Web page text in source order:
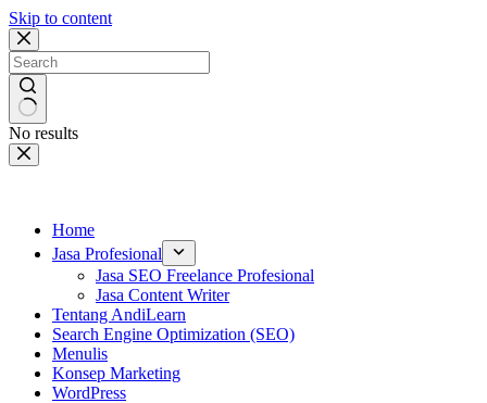
Skip to content
No results
Home
Jasa Profesional
Jasa SEO Freelance Profesional
Jasa Content Writer
Tentang AndiLearn
Search Engine Optimization (SEO)
Menulis
Konsep Marketing
WordPress